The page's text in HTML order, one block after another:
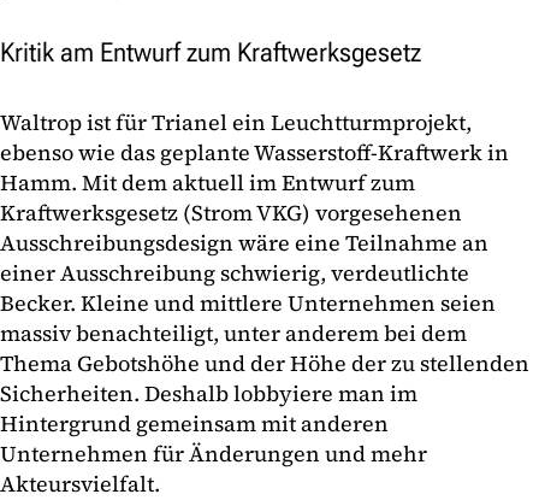
Kritik am Entwurf zum Kraftwerksgesetz
Waltrop ist für Trianel ein Leuchtturmprojekt,
ebenso wie das geplante Wasserstoff-Kraftwerk in
Hamm. Mit dem aktuell im Entwurf zum
Kraftwerksgesetz (Strom VKG) vorgesehenen
Ausschreibungsdesign wäre eine Teilnahme an
einer Ausschreibung schwierig, verdeutlichte
Becker. Kleine und mittlere Unternehmen seien
massiv benachteiligt, unter anderem bei dem
Thema Gebotshöhe und der Höhe der zu stellenden
Sicherheiten. Deshalb lobbyiere man im
Hintergrund gemeinsam mit anderen
Unternehmen für Änderungen und mehr
Akteursvielfalt.